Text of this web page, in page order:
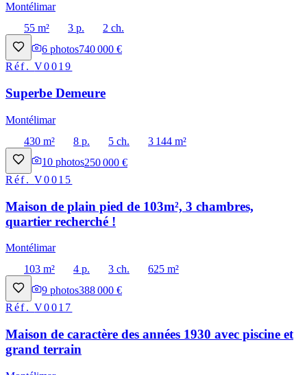
Montélimar
55 m²
3 p.
2 ch.
6 photos740 000 €
Réf.V0019
Superbe Demeure
Montélimar
430 m²
8 p. 5 ch.
3 144 m²
10 photos250 000 €
Réf.V0015
Maison de plain pied de 103m², 3 chambres,
quartier recherché !
Montélimar
103 m²
4 p. 3 ch.
625 m²
9 photos388 000 €
Réf.V0017
Maison de caractère des années 1930 avec piscine et
grand terrain